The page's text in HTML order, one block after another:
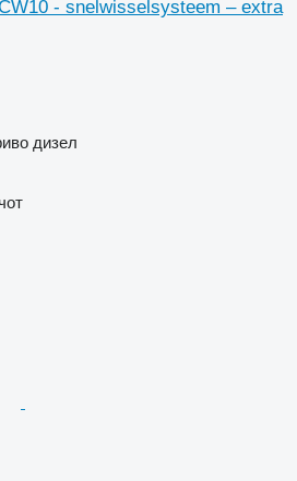
- snelwisselsysteem – extra
дизел